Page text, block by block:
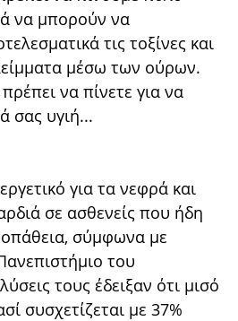
να μπορούν να
τις τοξίνες και
μέσω των ούρων.
να πίνετε για να
σας υγιή...
για τα νεφρά και
σε ασθενείς που ήδη
σύμφωνα με
του
τους έδειξαν ότι μισό
συσχετίζεται με 37%